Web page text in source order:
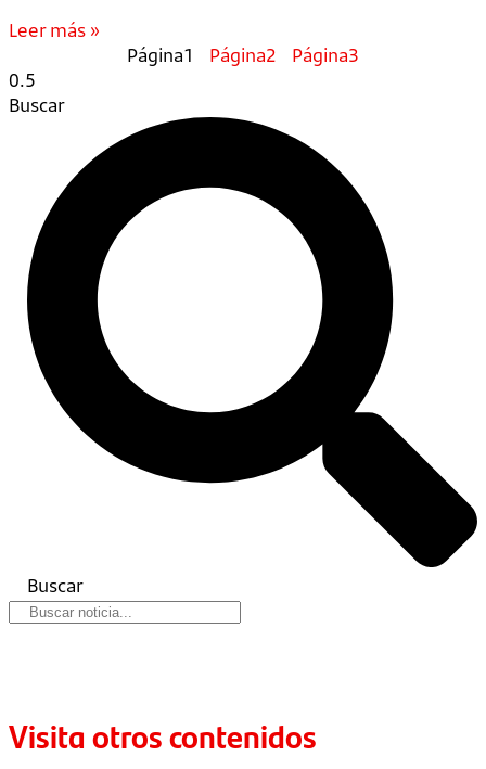
Leer más »
Página1 Página2 Página3
Buscar
Buscar
Visita otros contenidos